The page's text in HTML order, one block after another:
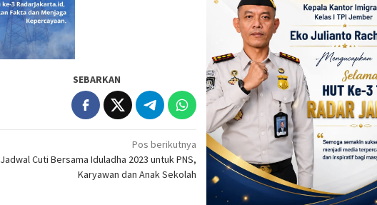
SEBARKAN
Pos berikutnya
Jadwal Cuti Bersama Iduladha 2023 untuk PNS,
Karyawan dan Anak Sekolah